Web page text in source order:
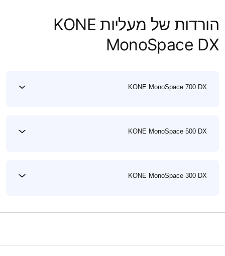
הורדות של מעליות KONE
MonoSpace DX
KONE MonoSpace 700 DX
KONE MonoSpace 500 DX
KONE MonoSpace 300 DX